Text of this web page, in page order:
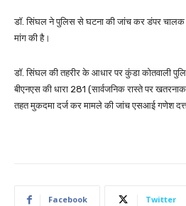
डॉ. सिंघल ने पुलिस से घटना की जांच कर डंपर चालक
मांग की है।
डॉ. सिंघल की तहरीर के आधार पर कुंडा कोतवाली
बीएनएस की धारा 281 (सार्वजनिक रास्ते पर
तहत मुकदमा दर्ज कर मामले की जांच एसआई गणेश
Facebook Twitter